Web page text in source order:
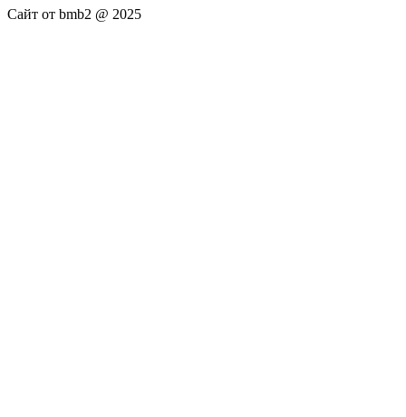
Сайт от bmb2 @ 2025